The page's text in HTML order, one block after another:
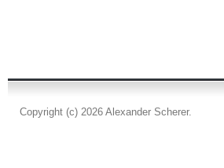
Copyright (c) 2026 Alexander Scherer.